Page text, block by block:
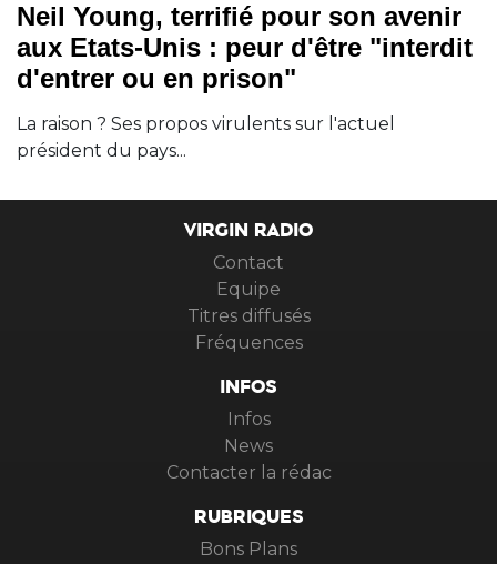
Neil Young, terrifié pour son avenir
aux Etats-Unis : peur d'être "interdit
d'entrer ou en prison"
La raison ? Ses propos virulents sur l'actuel
président du pays...
VIRGIN RADIO
Contact
Equipe
Titres diffusés
Fréquences
INFOS
Infos
News
Contacter la rédac
RUBRIQUES
Bons Plans